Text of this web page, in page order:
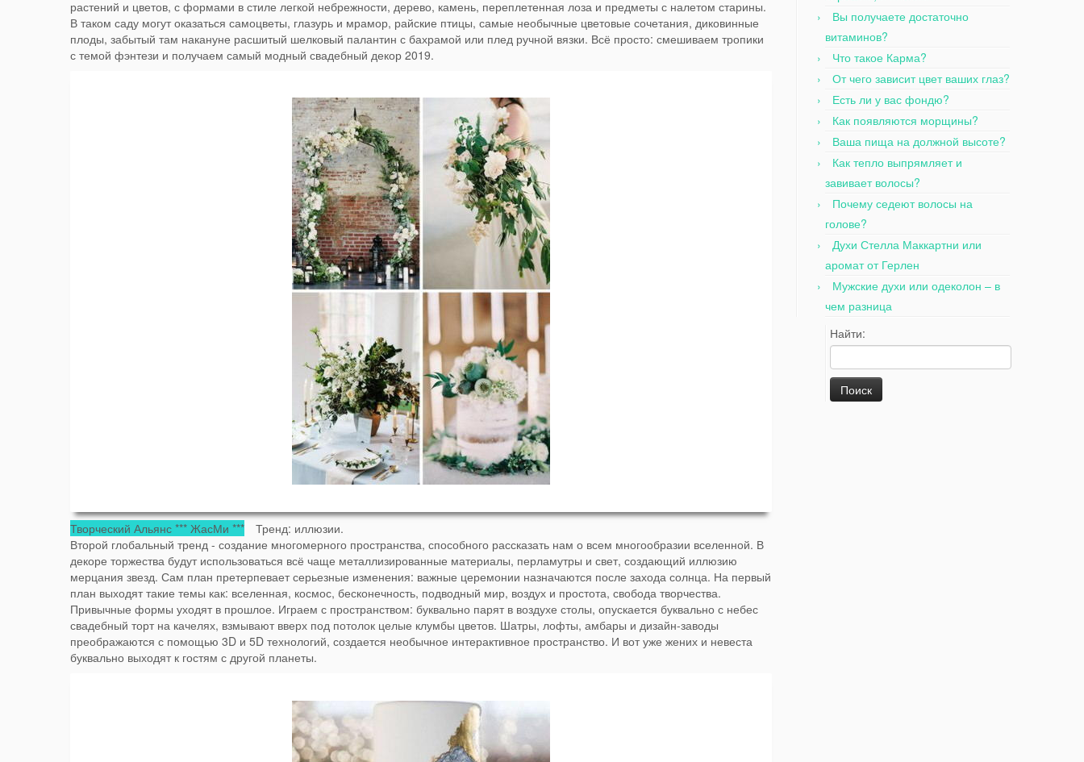
растений и цветов, с формами в стиле легкой небрежности, дерево, камень, переплетенная лоза и предметы с налетом старины.
В таком саду могут оказаться самоцветы, глазурь и мрамор, райские птицы, самые необычные цветовые сочетания, диковинные
плоды, забытый там накануне расшитый шелковый палантин с бахрамой или плед ручной вязки. Всё просто: смешиваем тропики
с темой фэнтези и получаем самый модный свадебный декор 2019.
Творческий Альянс *** ЖасМи *** Тренд: иллюзии.
Второй глобальный тренд - создание многомерного пространства, способного рассказать нам о всем многообразии вселенной. В
декоре торжества будут использоваться всё чаще металлизированные материалы, перламутры и свет, создающий иллюзию
мерцания звезд. Сам план претерпевает серьезные изменения: важные церемонии назначаются после захода солнца. На первый
план выходят такие темы как: вселенная, космос, бесконечность, подводный мир, воздух и простота, свобода творчества.
Привычные формы уходят в прошлое. Играем с пространством: буквально парят в воздухе столы, опускается буквально с небес
свадебный торт на качелях, взмывают вверх под потолок целые клумбы цветов. Шатры, лофты, амбары и дизайн-заводы
преображаются с помощью 3D и 5D технологий, создается необычное интерактивное пространство. И вот уже жених и невеста
буквально выходят к гостям с другой планеты.
Вы получаете достаточно
витаминов?
Что такое Карма?
От чего зависит цвет ваших глаз?
Есть ли у вас фондю?
Как появляются морщины?
Ваша пища на должной высоте?
Как тепло выпрямляет и
завивает волосы?
Почему седеют волосы на
голове?
Духи Стелла Маккартни или
аромат от Герлен
Мужские духи или одеколон – в
чем разница
Найти: